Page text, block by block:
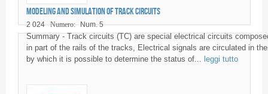
Modeling and simulation of Track Circuits
2 024 Numero: Num. 5
Summary - Track circuits (TC) are special electrical circuits
in part of the rails of the tracks, Electrical signals are circulated in
by which it is possible to determine the status of... leggi tutto